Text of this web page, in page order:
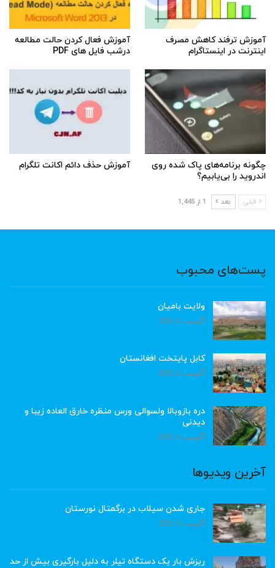
آموزش ترفند کاهش مصرف
اینترنت در اینستاگرام
آموزش فعال کردن حالت مطالعه
درشب فایل های PDF
چگونه برنامه‌های پاک شده روی
اندروید را بی‌یابیم؟
آموزش حذف دائم اکانت تلگرام
قبلی بعد 1 از 1,445
پست‌های محبوب
ولایت بامیان
آگوست 6, 2026
کابل پایتخت افغانستان
آگوست 6, 2026
دره بازوبالا ولسوالی ورس منظره خارق العاده زیبا و
دیدنی
آگوست 6, 2026
آخرین ویدیوها
جاری شدن سیلاب در برگمتال نورستان
آگوست 6, 2026
ریزش بار یک دستگاه تیلر به دلیل بارگیری بیش از حد